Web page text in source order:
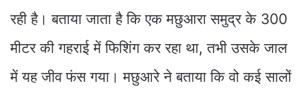
रही है। बताया जाता है कि एक मछुआरा समुद्र के 300
मीटर की गहराई में फिशिंग कर रहा था, तभी उसके जाल
में यह जीव फंस गया। मछुआरे ने बताया कि वो कई सालों